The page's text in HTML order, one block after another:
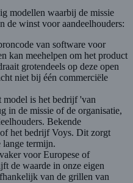
modellen waarbij de missie
de winst voor aandeelhouders:
van software voor
kan meehelpen om het product
grotendeels op deze open
niet bij één commerciële
is het bedrijf 'van
in de missie of de organisatie,
Bekende
het bedrijf Voys. Dit zorgt
lange termijn.
voor Europese of
de waarde in onze eigen
van de grillen van